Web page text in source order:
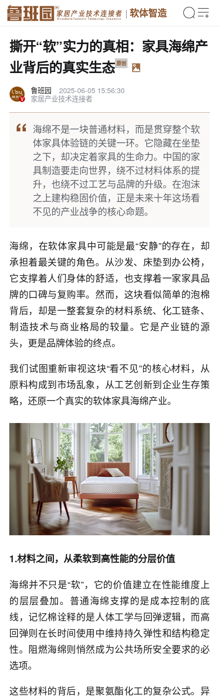
软体智造
撕开“软”实力的真相：家具海绵产
业背后的真实生态 原创
鲁班园
2025-06-05 15:56:30
家居产业技术连接者
海绵不是一块普通材料，而是贯穿整个软
体家具体验链的关键一环。它隐藏在坐垫
之下，却决定着家具的生命力。中国的家
具制造要走向世界，绕不过材料体系的提
升，也绕不过工艺与品牌的升级。在泡沫
之上建构稳固价值，正是未来十年这场看
不见的产业战争的核心命题。
海绵，在软体家具中可能是最“安静”的存在，却
承担着最关键的角色。从沙发、床垫到办公椅，
它支撑着人们身体的舒适，也支撑着一家家具品
牌的口碑与复购率。然而，这块看似简单的泡棉
背后，却是一整套复杂的材料系统、化工链条、
制造技术与商业格局的较量。它是产业链的源
头，更是品牌体验的终点。
我们试图重新审视这块“看不见”的核心材料，从
原料构成到市场乱象，从工艺创新到企业生存策
略，还原一个真实的软体家具海绵产业。
1.材料之间，从柔软到高性能的分层价值
海绵并不只是“软”，它的价值建立在性能维度上
的层层叠加。普通海绵支撑的是成本控制的底
线，记忆棉诠释的是人体工学与回弹逻辑，而高
回弹则在长时间使用中维持持久弹性和结构稳定
性。阻燃海绵则悄然成为公共场所安全要求的必
选项。
这些材料的背后，是聚氨酯化工的复杂公式。异